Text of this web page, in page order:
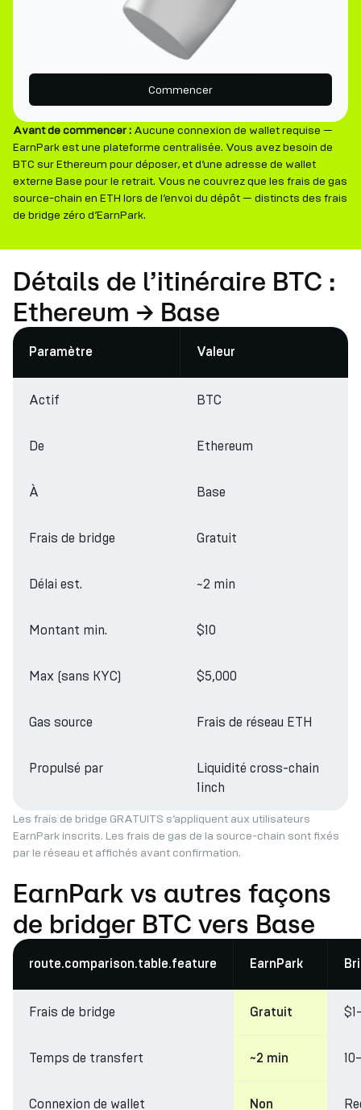
Commencer
Avant de commencer : Aucune connexion de wallet requise —
EarnPark est une plateforme centralisée. Vous avez besoin de
BTC sur Ethereum pour déposer, et d’une adresse de wallet
externe Base pour le retrait. Vous ne couvrez que les frais de gas
source-chain en ETH lors de l’envoi du dépôt — distincts des frais
de bridge zéro d’EarnPark.
Détails de l’itinéraire BTC :
Ethereum → Base
Paramètre Valeur
Actif BTC
De Ethereum
À Base
Frais de bridge Gratuit
Délai est. ~2 min
Montant min. $10
Max (sans KYC) $5,000
Gas source Frais de réseau ETH
Propulsé par
Liquidité cross-chain
1inch
Les frais de bridge GRATUITS s’appliquent aux utilisateurs
EarnPark inscrits. Les frais de gas de la source-chain sont fixés
par le réseau et affichés avant confirmation.
EarnPark vs autres façons
de bridger BTC vers Base
route.comparison.table.feature EarnPark
Frais de bridge Gratuit
Temps de transfert ~2 min
Connexion de wallet Non